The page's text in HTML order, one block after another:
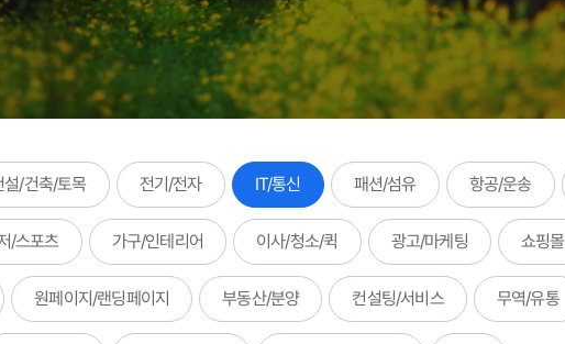
설/건축/토목 전기/전자 IT/통신 패션/섬유 항공/운송
/스포츠 가구/인테리어 이사/청소/퀵 광고/마케팅 쇼핑몰
원페이지/랜딩페이지 부동산/분양 컨설팅/서비스 무역/유통